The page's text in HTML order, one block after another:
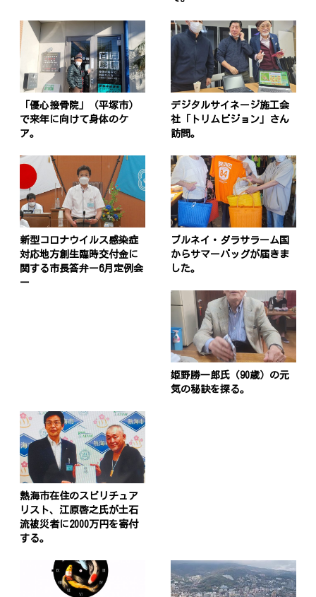
「優心接骨院」（平塚市）
で来年に向けて身体のケ
ア。
デジタルサイネージ施工会
社「トリムビジョン」さん
訪問。
新型コロナウイルス感染症
対応地方創生臨時交付金に
関する市長答弁ー6月定例会
ー
ブルネイ・ダラサラーム国
からサマーバッグが届きま
した。
姫野勝一郎氏（90歳）の元
気の秘訣を探る。
熱海市在住のスピリチュア
リスト、江原啓之氏が土石
流被災者に2000万円を寄付
する。